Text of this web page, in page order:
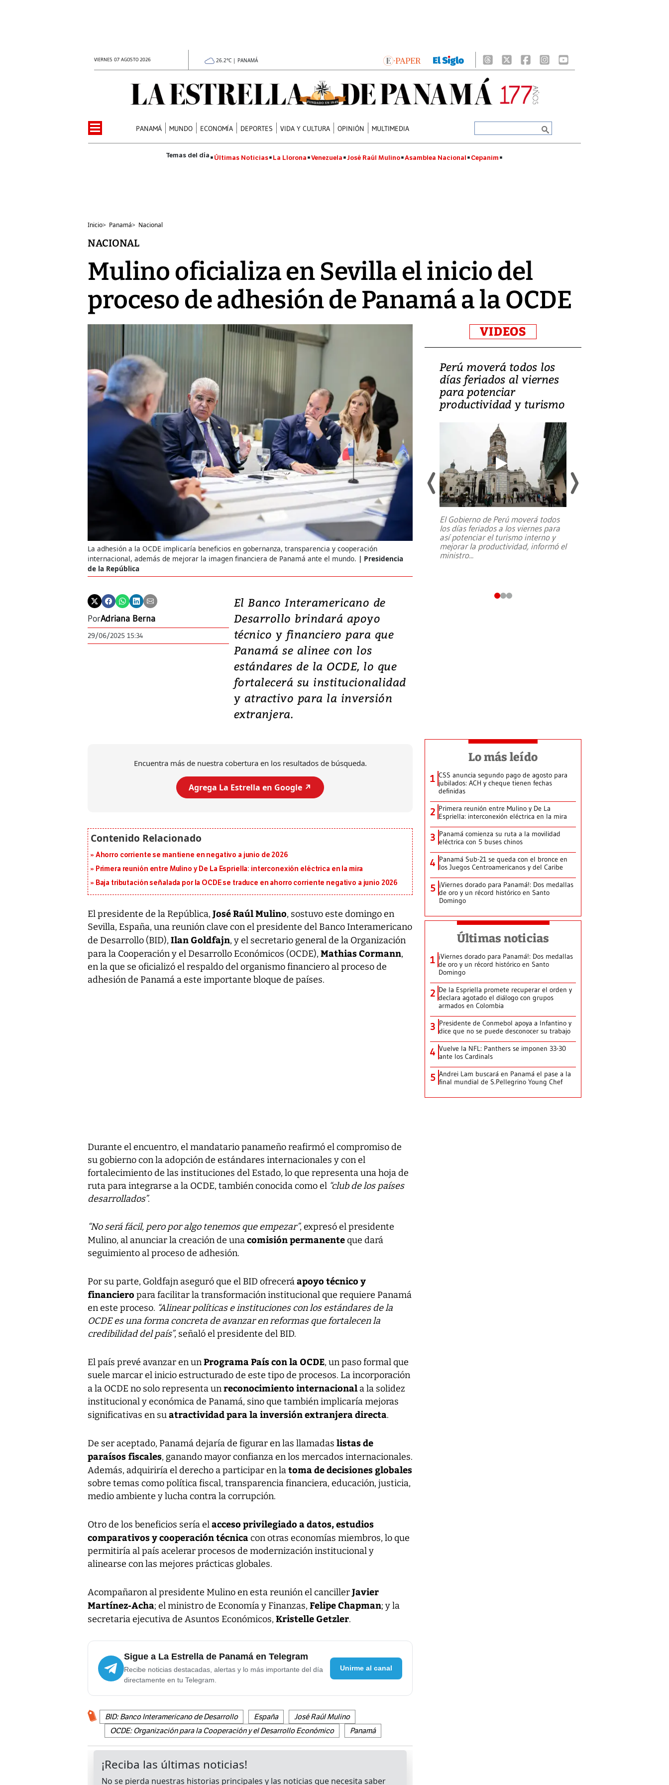
VIERNES 07 AGOSTO 2026 26.2°C | PANAMÁ
PANAMÁ MUNDO ECONOMÍA DEPORTES VIDA Y CULTURA OPINIÓN MULTIMEDIA
Últimas Noticias La Llorona Venezuela José Raúl Mulino Asamblea Nacional Cepanim
Inicio> Panamá> Nacional
NACIONAL
Mulino oficializa en Sevilla el inicio del
proceso de adhesión de Panamá a la OCDE
La adhesión a la OCDE implicaría beneficios en gobernanza, transparencia y cooperación
internacional, además de mejorar la imagen financiera de Panamá ante el mundo.
Presidencia
de la República
PorAdriana Berna
29/06/2025 15:34
El Banco Interamericano de
Desarrollo brindará apoyo
técnico y financiero para que
Panamá se alinee con los
estándares de la OCDE, lo que
fortalecerá su institucionalidad
y atractivo para la inversión
extranjera.
Encuentra más de nuestra cobertura en los resultados de búsqueda.
Agrega La Estrella en Google ↗️
Ahorro corriente se mantiene en negativo a junio de 2026
Primera reunión entre Mulino y De La Espriella: interconexión eléctrica en la mira
Baja tributación señalada por la OCDE se traduce en ahorro corriente negativo a junio 2026
El presidente de la República, José Raúl Mulino, sostuvo este domingo en
Sevilla, España, una reunión clave con el presidente del Banco Interamericano
de Desarrollo (BID), Ilan Goldfajn, y el secretario general de la Organización
para la Cooperación y el Desarrollo Económicos (OCDE), Mathias Cormann,
en la que se oficializó el respaldo del organismo financiero al proceso de
adhesión de Panamá a este importante bloque de países.
Durante el encuentro, el mandatario panameño reafirmó el compromiso de
su gobierno con la adopción de estándares internacionales y con el
fortalecimiento de las instituciones del Estado, lo que representa una hoja de
ruta para integrarse a la OCDE, también conocida como el “club de los países
desarrollados”.
“No será fácil, pero por algo tenemos que empezar”, expresó el presidente
Mulino, al anunciar la creación de unacomisión permanenteque dará
seguimiento al proceso de adhesión.
Por su parte, Goldfajn aseguró que el BID ofreceráapoyo técnico y
financiero para facilitar la transformación institucional que requiere Panamá
en este proceso. “Alinear políticas e instituciones con los estándares de la
OCDE es una forma concreta de avanzar en reformas que fortalecen la
credibilidad del país”, señaló el presidente del BID.
El país prevé avanzar en unPrograma País con la OCDE, un paso formal que
suele marcar el inicio estructurado de este tipo de procesos. La incorporación
a la OCDE no solo representa unreconocimiento internacionala la solidez
institucional y económica de Panamá, sino que también implicaría mejoras
significativas en suatractividad para la inversión extranjera directa.
De ser aceptado, Panamá dejaría de figurar en las llamadas listas de
paraísos fiscales, ganando mayor confianza en los mercados internacionales.
Además, adquiriría el derecho a participar en latoma de decisiones globales
sobre temas como política fiscal, transparencia financiera, educación, justicia,
medio ambiente y lucha contra la corrupción.
Otro de los beneficios sería elacceso privilegiado a datos, estudios
comparativos y cooperación técnicacon otras economías miembros, lo que
permitiría al país acelerar procesos de modernización institucional y
alinearse con las mejores prácticas globales.
Acompañaron al presidente Mulino en esta reunión el cancillerJavier
Martínez-Acha; el ministro de Economía y Finanzas, Felipe Chapman; y la
secretaria ejecutiva de Asuntos Económicos, Kristelle Getzler.
Sigue a La Estrella de Panamá en Telegram
Recibe noticias destacadas, alertas y lo más importante del día
directamente en tu Telegram.
Unirme al canal
BID: Banco Interamericano de Desarrollo España
José Raúl Mulino
OCDE: Organización para la Cooperación y el Desarrollo Económico
Panamá
VIDEOS
candidatura con
promesas de inversión
en defensa, educación y
tierras raras
Entre recuerdos y escuetas
referencias hacia sus adversarios, el
presidente de Brasil, Luiz Inácio Lula
da Silva, oficializó este domingo su
Perú moverá todos los
días feriados al viernes
para potenciar
productividad y turismo
El Gobierno de Perú moverá todos
los días feriados a los viernes para
así potenciar el turismo interno y
mejorar la productividad, informó el
ministro...
Lo más leído
1 CSS anuncia segundo pago de agosto para
jubilados: ACH y cheque tienen fechas
definidas
2 Primera reunión entre Mulino y De La
Espriella: interconexión eléctrica en la mira
3 Panamá comienza su ruta a la movilidad
eléctrica con 5 buses chinos
4 Panamá Sub-21 se queda con el bronce en
los Juegos Centroamericanos y del Caribe
5 ¡Viernes dorado para Panamá!: Dos medallas
de oro y un récord histórico en Santo
Domingo
Últimas noticias
1 ¡Viernes dorado para Panamá!: Dos medallas
de oro y un récord histórico en Santo
Domingo
2 De la Espriella promete recuperar el orden y
declara agotado el diálogo con grupos
armados en Colombia
3 Presidente de Conmebol apoya a Infantino y
dice que no se puede desconocer su trabajo
4 Vuelve la NFL: Panthers se imponen 33-30
ante los Cardinals
5 Andrei Lam buscará en Panamá el pase a la
final mundial de S.Pellegrino Young Chef